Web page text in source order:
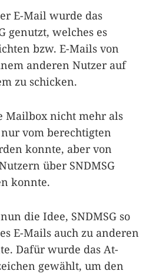
E-Mail wurde das
genutzt, welches es
bzw. E-Mails von
anderen Nutzer auf
zu schicken.
Mailbox nicht mehr als
vom berechtigten
konnte, aber von
über SNDMSG
konnte.
die Idee, SNDMSG so
E-Mails auch zu anderen
Dafür wurde das At-
gewählt, um den